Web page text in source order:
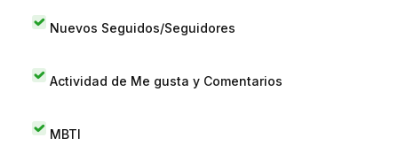
Nuevos Seguidos/Seguidores
Actividad de Me gusta y Comentarios
MBTI